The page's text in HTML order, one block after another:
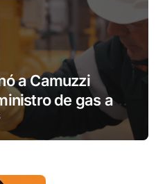
a Camuzzi
de gas a